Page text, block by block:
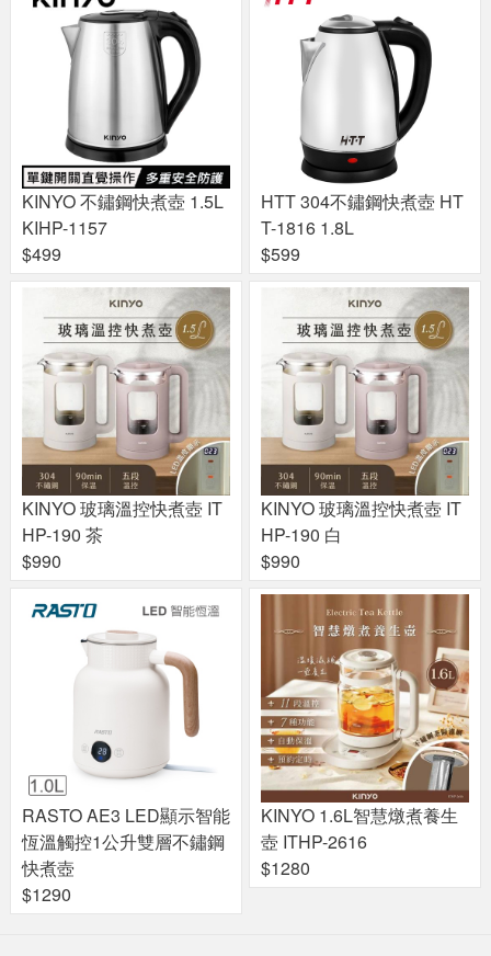
KINYO 不鏽鋼快煮壺 1.5L
KIHP-1157
$499
HTT 304不鏽鋼快煮壺 HT
T-1816 1.8L
$599
KINYO 玻璃溫控快煮壺 IT
HP-190 茶
$990
KINYO 玻璃溫控快煮壺 IT
HP-190 白
$990
RASTO AE3 LED顯示智能
恆溫觸控1公升雙層不鏽鋼
快煮壺
$1290
KINYO 1.6L智慧燉煮養生
壺 ITHP-2616
$1280